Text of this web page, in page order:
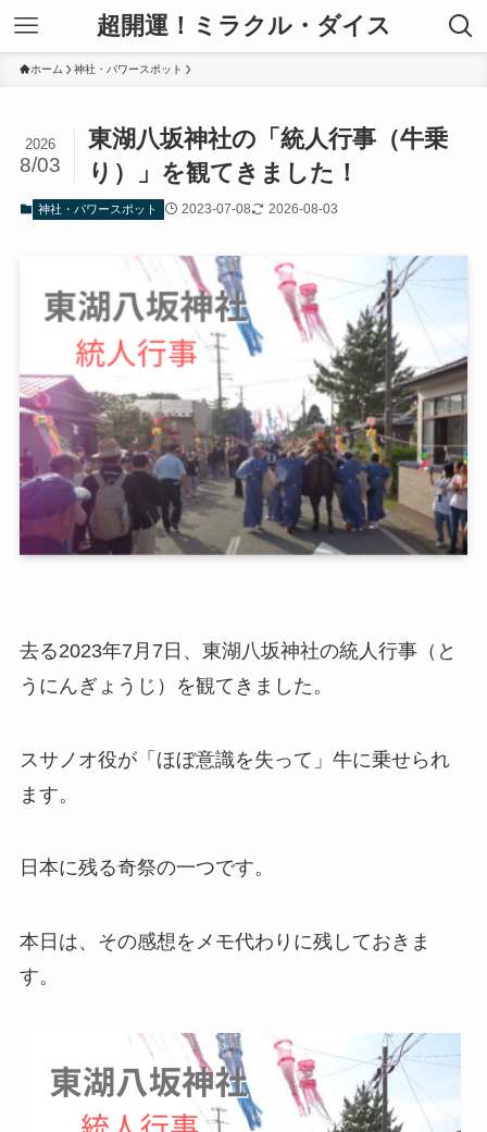
超開運！ミラクル・ダイス
ホーム 神社・パワースポット
東湖八坂神社の「統人行事（牛乗
り）」を観てきました！
2026
8/03
神社・パワースポット 2023-07-08 2026-08-03
去る2023年7月7日、 東湖八坂神社の統人行事（と
うにんぎょうじ）
を観てきました。
スサノオ役が「ほぼ意識を失って」牛に乗せられ
ます。
日本に残る奇祭の一つです。
本日は、その感想をメモ代わりに残しておきま
す。